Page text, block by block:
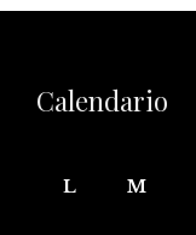
Calendario
L
M